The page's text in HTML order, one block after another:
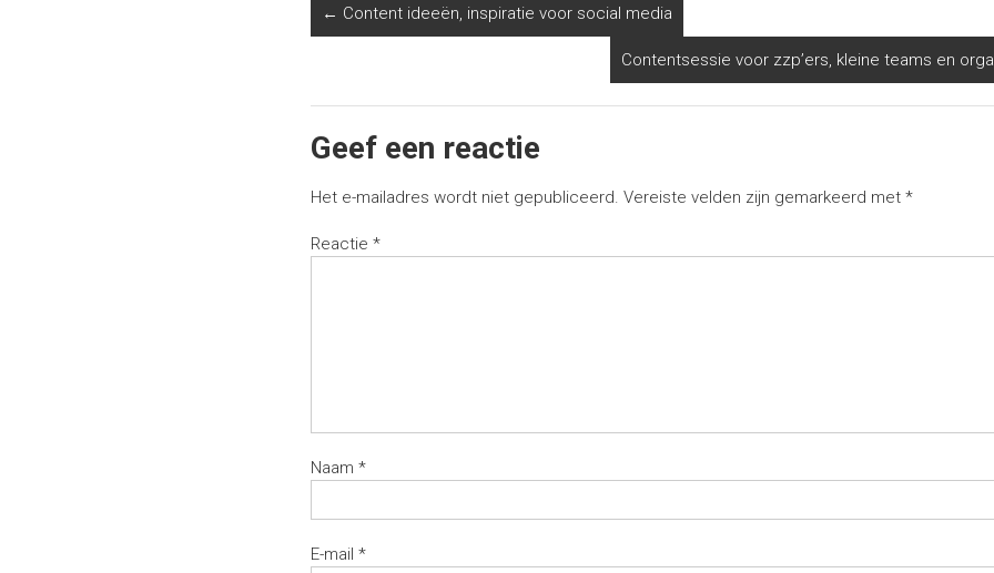
← Content ideeën, inspiratie voor social media
Contentsessie voor zzp’ers, kleine teams en
Geef een reactie
Het e-mailadres wordt niet gepubliceerd. Vereiste velden zijn gemarkeerd met*
Reactie*
Naam*
E-mail*